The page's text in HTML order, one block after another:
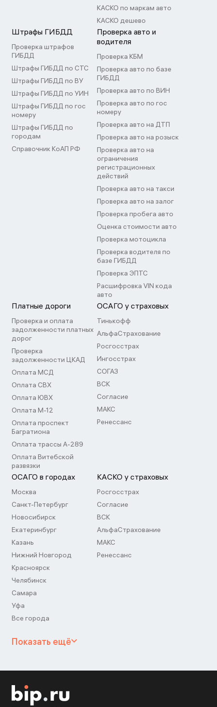
КАСКО по маркам авто
КАСКО дешево
Штрафы ГИБДД
Проверка штрафов
ГИБДД
Штрафы ГИБДД по СТС
Штрафы ГИБДД по ВУ
Штрафы ГИБДД по УИН
Штрафы ГИБДД по гос
номеру
Штрафы ГИБДД по
городам
Справочник КоАП РФ
Проверка авто и
водителя
Проверка КБМ
Проверка авто по базе
ГИБДД
Проверка авто по ВИН
Проверка авто по гос
номеру
Проверка авто на ДТП
Проверка авто на розыск
Проверка авто на
ограничения
регистрационных
действий
Проверка авто на такси
Проверка авто на залог
Проверка пробега авто
Оценка стоимости авто
Проверка мотоцикла
Проверка водителя по
базе ГИБДД
Проверка ЭПТС
Расшифровка VIN кода
авто
Платные дороги
Проверка и оплата
задолженности платных
дорог
Проверка
задолженности ЦКАД
Оплата МСД
Оплата СВХ
Оплата ЮВХ
Оплата М-12
Оплата проспект
Багратиона
Оплата трассы А-289
Оплата Витебской
развязки
ОСАГО у страховых
Тинькофф
АльфаСтрахование
Росгосстрах
Ингосстрах
СОГАЗ
ВСК
Согласие
МАКС
Ренессанс
ОСАГО в городах
Москва
Санкт-Петербург
Новосибирск
Екатеринбург
Казань
Нижний Новгород
Красноярск
Челябинск
Самара
Уфа
Все города
КАСКО у страховых
Росгосстрах
Согласие
ВСК
АльфаСтрахование
МАКС
Ренессанс
Показать ещё